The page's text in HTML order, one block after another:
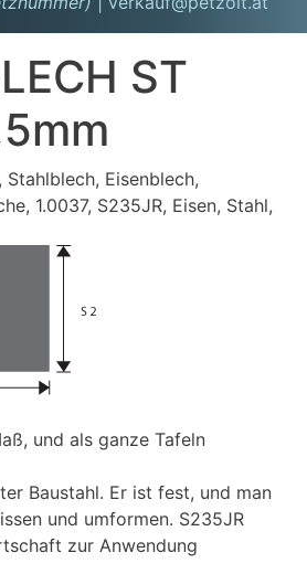
ST
Stahlblech, Eisenblech,
1.0037, S235JR, Eisen, Stahl,
und als ganze Tafeln
Baustahl. Er ist fest, und man
und umformen. S235JR
zur Anwendung